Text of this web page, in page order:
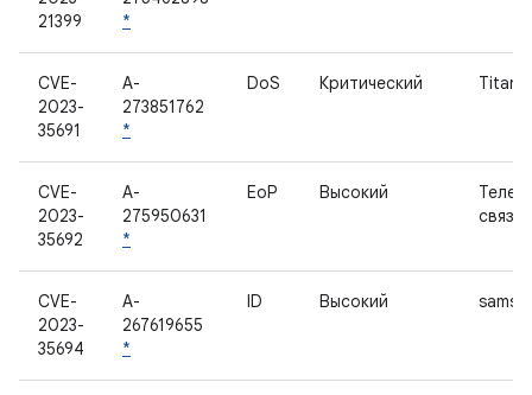
21399
*
CVE-
2023-
35691
A-
273851762
*
DoS Критический Titan
CVE-
2023-
35692
A-
275950631
*
EoP Высокий
связь
CVE-
2023-
35694
A-
267619655
*
ID Высокий